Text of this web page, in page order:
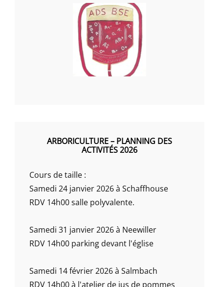
ARBORICULTURE – PLANNING DES
ACTIVITÉS 2026
Cours de taille :
Samedi 24 janvier 2026 à Schaffhouse
RDV 14h00 salle polyvalente.
Samedi 31 janvier 2026 à Neewiller
RDV 14h00 parking devant l'église
Samedi 14 février 2026 à Salmbach
RDV 14h00 à l'atelier de jus de pommes